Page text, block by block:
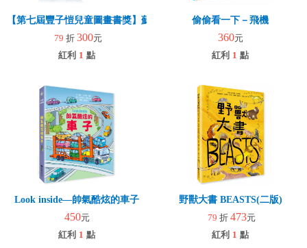
【第七屆豐子愷兒童圖畫書獎】蘇丹的犀角
79 折 300元
紅利 1 點
偷偷看一下－飛機
360元
紅利 1 點
Look inside—帥氣酷炫的車子
450元
紅利 1 點
野獸大書 BEASTS(二版)
79 折 473元
紅利 1 點